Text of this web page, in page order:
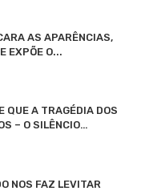
AS APARÊNCIAS,
EXPÕE O...
QUE A TRAGÉDIA DOS
– O SILÊNCIO…
NOS FAZ LEVITAR